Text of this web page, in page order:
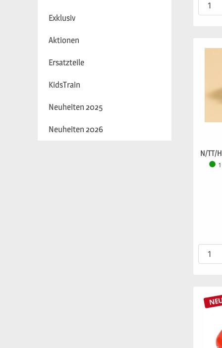
Exklusiv
Aktionen
Ersatzteile
KidsTrain
Neuheiten 2025
Neuheiten 2026
N/TT/